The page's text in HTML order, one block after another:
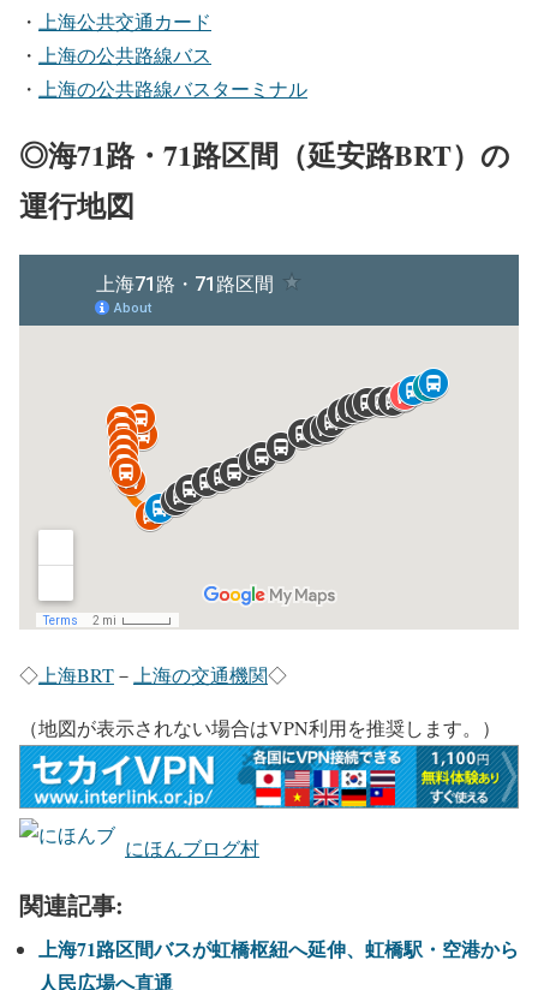
・
上海公共交通カード
・
上海の公共路線バス
・
上海の公共路線バスターミナル
◎海71路・71路区間（延安路BRT）の
運行地図
◇ 上海BRT－ 上海の交通機関◇
（地図が表示されない場合はVPN利用を推奨します。）
にほんブログ村
関連記事:
上海71路区間バスが虹橋枢紐へ延伸、虹橋駅・空港から
人民広場へ直通